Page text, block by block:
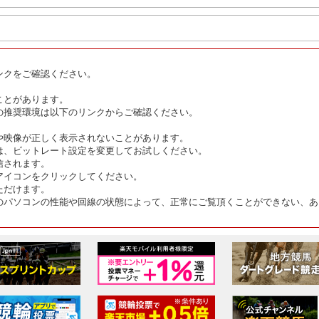
をご確認ください。
があります。
奨環境は以下のリンクからご確認ください。
像が正しく表示されないことがあります。
ビットレート設定を変更してお試しください。
れます。
コンをクリックしてください。
けます。
ソコンの性能や回線の状態によって、正常にご覧頂くことができない、